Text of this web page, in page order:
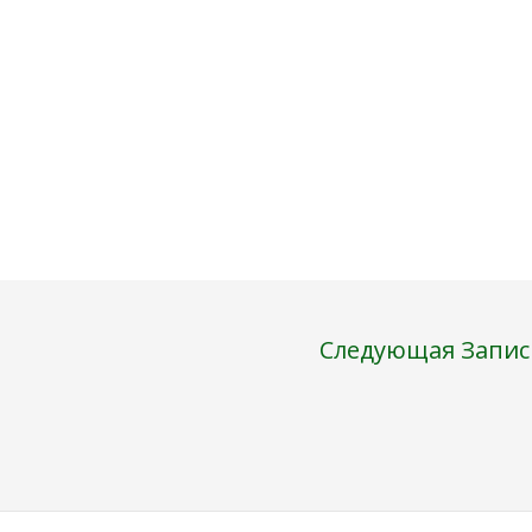
Следующая